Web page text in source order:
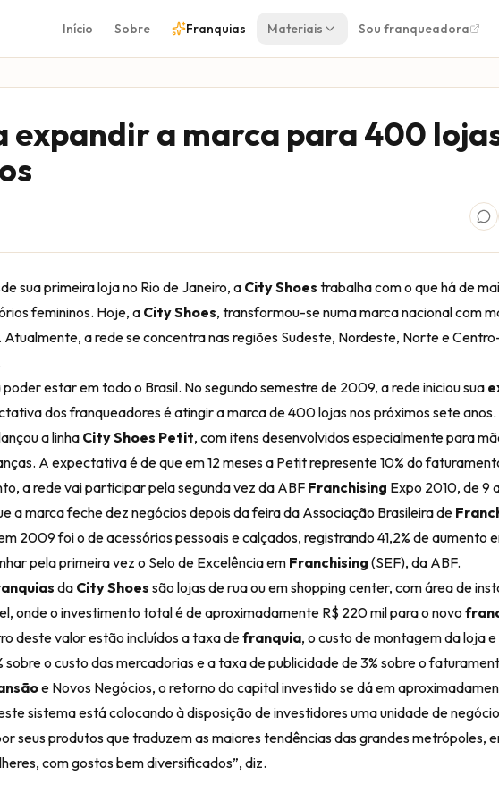
Início Sobre Franquias Materiais Sou franqueadora
expandir a marca para 400
sua primeira loja no Rio de Janeiro, aCity Shoes trabalha com o que há de
femininos. Hoje, a City Shoes, transformou-se numa marca nacional com
a rede se concentra nas regiões Sudeste, Nordeste, Norte e
estar em todo o Brasil. No segundo semestre de 2009, a rede iniciou sua
dos franqueadores é atingir a marca de 400 lojas nos próximos sete
a linha City Shoes Petit, com itens desenvolvidos especialmente para
A expectativa é de que em 12 meses a Petit represente 10% do
a rede vai participar pela segunda vez da ABF Franchising Expo 2010, de 9
a marca feche dez negócios depois da feira da Associação Brasileira de
2009 foi o de acessórios pessoais e calçados, registrando 41,2% de aumento
pela primeira vez o Selo de Excelência em Franchising (SEF), da ABF.
da City Shoes são lojas de rua ou em shopping center, com área de
onde o investimento total é de aproximadamente R$ 220 mil para o novo
deste valor estão incluídos a taxa defranquia, o custo de montagem da loja
sobre o custo das mercadorias e a taxa de publicidade de 3% sobre o
e Novos Negócios, o retorno do capital investido se dá em
sistema está colocando à disposição de investidores uma unidade de
seus produtos que traduzem as maiores tendências das grandes metrópoles,
com gostos bem diversificados”, diz.